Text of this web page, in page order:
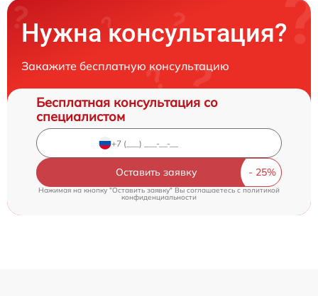
Нужна консультация?
Закажите бесплатную консультацию
Бесплатная консультация со
специалистом
Оставить заявку
Нажимая на кнопку "Оставить заявку" Вы соглашаетесь cполитикой
конфиденциальности